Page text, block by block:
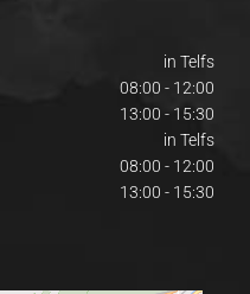
in Telfs
08:00 - 12:00
13:00 - 15:30
in Telfs
08:00 - 12:00
13:00 - 15:30